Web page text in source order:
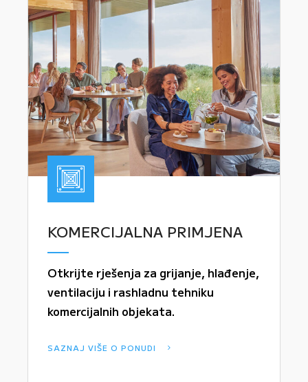
KOMERCIJALNA PRIMJENA
Otkrijte rješenja za grijanje, hlađenje,
ventilaciju i rashladnu tehniku
komercijalnih objekata.
SAZNAJ VIŠE O PONUDI